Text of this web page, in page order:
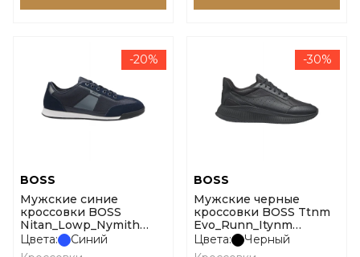
-20%
BOSS
Мужские синие
кроссовки BOSS
Nitan_Lowp_Nymith
размер 39
Цвета:
Синий
-30%
BOSS
Мужские черные
кроссовки BOSS Ttnm
Evo_Runn_Itynm
размер 39
Цвета:
Черный